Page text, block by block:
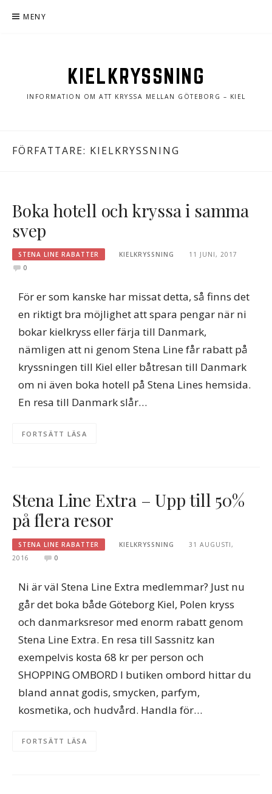
MENY
KIELKRYSSNING
INFORMATION OM ATT KRYSSA MELLAN GÖTEBORG – KIEL
FÖRFATTARE: KIELKRYSSNING
Boka hotell och kryssa i samma
svep
STENA LINE RABATTER KIELKRYSSNING
11 JUNI, 2017
0
För er som kanske har missat detta, så finns det
en riktigt bra möjlighet att spara pengar när ni
bokar kielkryss eller färja till Danmark,
nämligen att ni genom Stena Line får rabatt på
kryssningen till Kiel eller båtresan till Danmark
om ni även boka hotell på Stena Lines hemsida.
En resa till Danmark slår…
FORTSÄTT LÄSA
Stena Line Extra – Upp till 50%
på flera resor
STENA LINE RABATTER KIELKRYSSNING
31 AUGUSTI,
2016
0
Ni är väl Stena Line Extra medlemmar? Just nu
går det boka både Göteborg Kiel, Polen kryss
och danmarksresor med enorm rabatt genom
Stena Line Extra. En resa till Sassnitz kan
exempelvis kosta 68 kr per person och
SHOPPING OMBORD I butiken ombord hittar du
bland annat godis, smycken, parfym,
kosmetika, och hudvård. Handla för…
FORTSÄTT LÄSA